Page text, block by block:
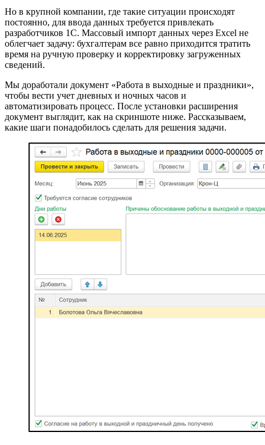
Но в крупной компании, где такие ситуации происходят
постоянно, для ввода данных требуется привлекать
разработчиков 1С. Массовый импорт данных через Excel не
облегчает задачу: бухгалтерам все равно приходится тратить
время на ручную проверку и корректировку загруженных
сведений.
Мы доработали документ «Работа в выходные и праздники»,
чтобы вести учет дневных и ночных часов и
автоматизировать процесс. После установки расширения
документ выглядит, как на скриншоте ниже. Рассказываем,
какие шаги понадобилось сделать для решения задачи.